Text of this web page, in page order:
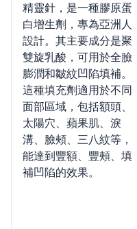
精靈針，是一種膠原蛋
白增生劑，專為亞洲人
設計。其主要成分是聚
雙旋乳酸，可用於全臉
膨潤和皺紋凹陷填補。
這種填充劑適用於不同
面部區域，包括額頭、
太陽穴、蘋果肌、淚
溝、臉頰、三八紋等，
能達到豐額、豐頰、填
補凹陷的效果。